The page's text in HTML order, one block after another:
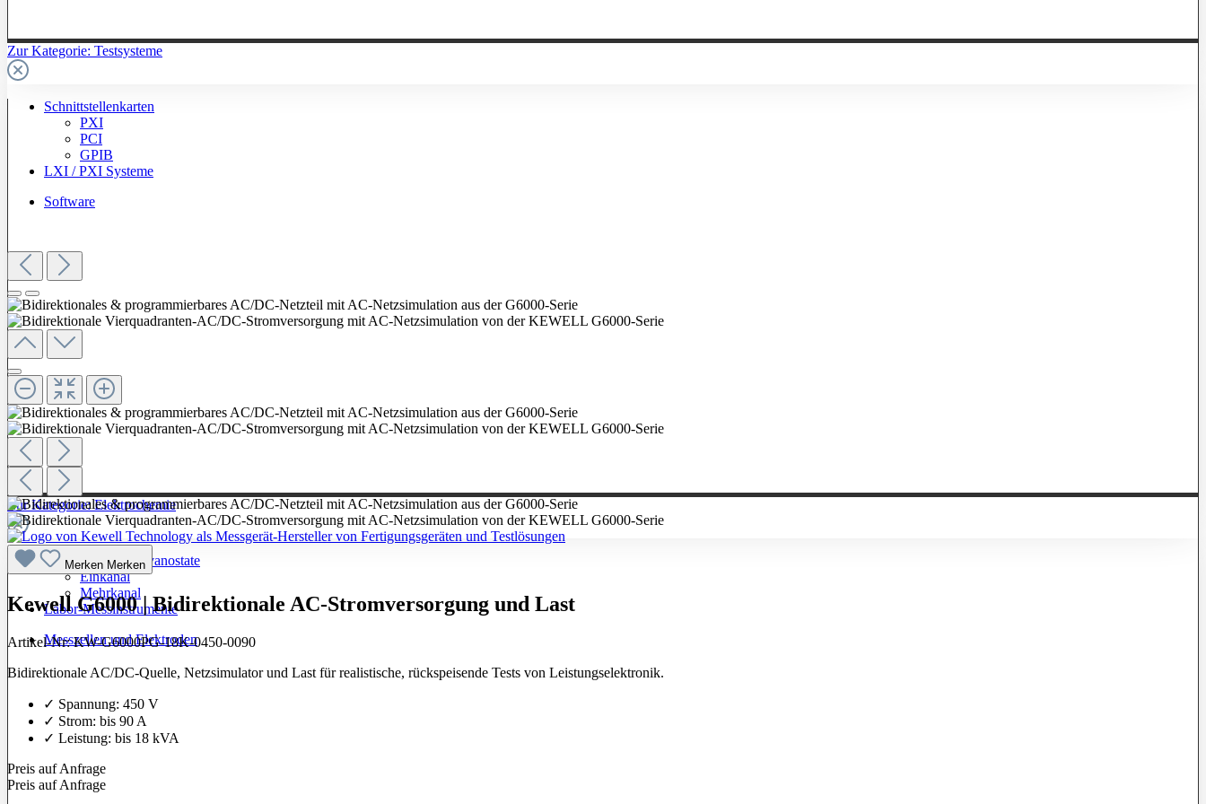
Zur Kategorie: Testsysteme
Schnittstellenkarten
PXI
PCI
GPIB
LXI / PXI Systeme
Software
Zur Kategorie: Elektrochemie
Potentiostate / Galvanostate
Einkanal
Mehrkanal
Labor-Messinstrumente
Messzellen und Elektroden
Merken Merken
Kewell G6000 | Bidirektionale AC-Stromversorgung und Last
Artikel-Nr:KW-G6000PG-18K-0450-0090
Bidirektionale AC/DC-Quelle, Netzsimulator und Last für realistische, rückspeisende Tests von Leistungselektronik.
✓ Spannung: 450 V
✓ Strom: bis 90 A
✓ Leistung: bis 18 kVA
Preis auf Anfrage
Preis auf Anfrage